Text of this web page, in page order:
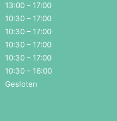
13:00 – 17:00
10:30 – 17:00
10:30 – 17:00
10:30 – 17:00
10:30 – 17:00
10:30 – 16:00
Gesloten